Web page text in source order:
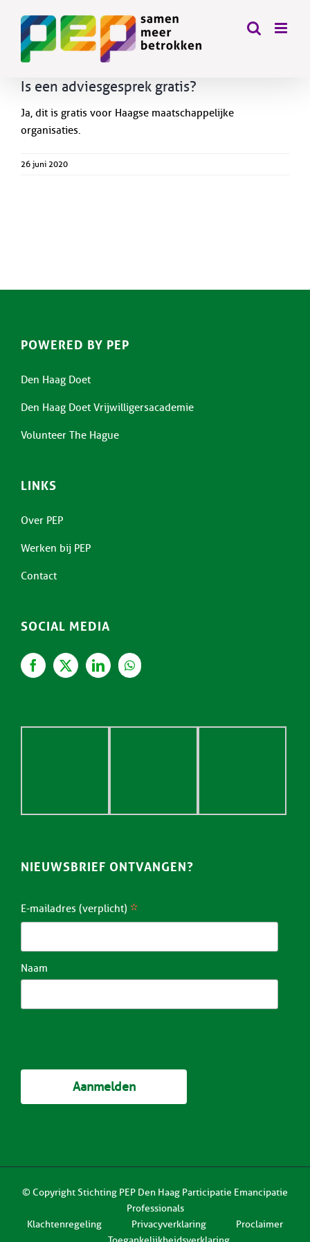
content
Is een adviesgesprek gratis?
Ja, dit is gratis voor Haagse maatschappelijke
organisaties.
26 juni 2020
POWERED BY PEP
Den Haag Doet
Den Haag Doet Vrijwilligersacademie
Volunteer The Hague
LINKS
Over PEP
Werken bij PEP
Contact
SOCIAL MEDIA
NIEUWSBRIEF ONTVANGEN?
E-mailadres (verplicht) *
Naam
© CopyrightStichting PEP Den Haag Participatie Emancipatie
Professionals
Klachtenregeling
Privacyverklaring
Proclaimer